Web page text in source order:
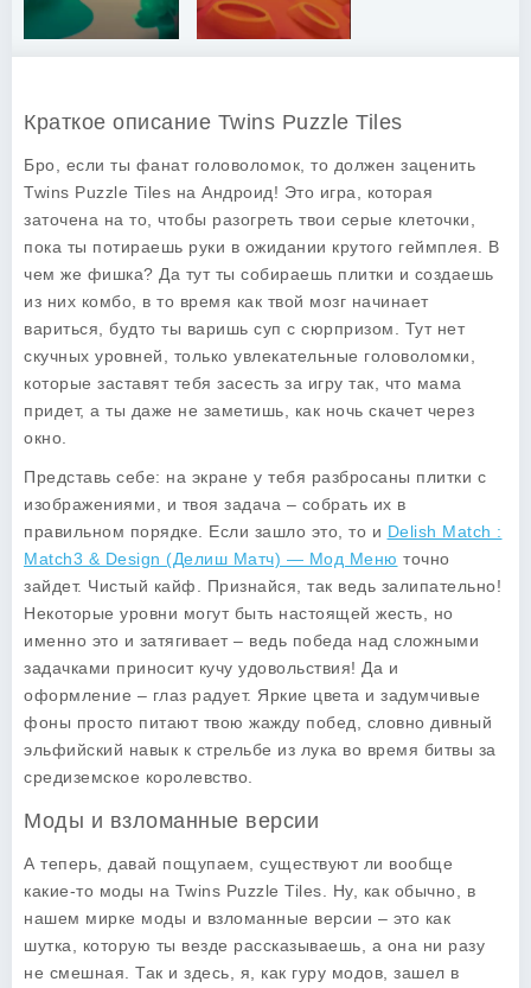
Краткое описание Twins Puzzle Tiles
Бро, если ты фанат головоломок, то должен заценить
Twins Puzzle Tiles на Андроид! Это игра, которая
заточена на то, чтобы разогреть твои серые клеточки,
пока ты потираешь руки в ожидании крутого геймплея. В
чем же фишка? Да тут ты собираешь плитки и создаешь
из них комбо, в то время как твой мозг начинает
вариться, будто ты варишь суп с сюрпризом. Тут нет
скучных уровней, только увлекательные головоломки,
которые заставят тебя засесть за игру так, что мама
придет, а ты даже не заметишь, как ночь скачет через
окно.
Представь себе: на экране у тебя разбросаны плитки с
изображениями, и твоя задача – собрать их в
правильном порядке. Если зашло это, то и Delish Match :
Match3 & Design (Делиш Матч) — Мод Меню точно
зайдет. Чистый кайф. Признайся, так ведь залипательно!
Некоторые уровни могут быть настоящей жесть, но
именно это и затягивает – ведь победа над сложными
задачками приносит кучу удовольствия! Да и
оформление – глаз радует. Яркие цвета и задумчивые
фоны просто питают твою жажду побед, словно дивный
эльфийский навык к стрельбе из лука во время битвы за
средиземское королевство.
Моды и взломанные версии
А теперь, давай пощупаем, существуют ли вообще
какие-то моды на Twins Puzzle Tiles. Ну, как обычно, в
нашем мирке моды и взломанные версии – это как
шутка, которую ты везде рассказываешь, а она ни разу
не смешная. Так и здесь, я, как гуру модов, зашел в